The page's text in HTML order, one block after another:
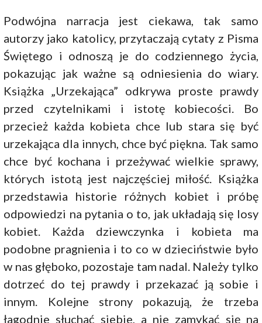
Podwójna narracja jest ciekawa, tak samo
autorzy jako katolicy, przytaczają cytaty z Pisma
Świętego i odnoszą je do codziennego życia,
pokazując jak ważne są odniesienia do wiary.
Książka „Urzekająca” odkrywa proste prawdy
przed czytelnikami i istotę kobiecości. Bo
przecież każda kobieta chce lub stara się być
urzekająca dla innych, chce być piękna. Tak samo
chce być kochana i przeżywać wielkie sprawy,
których istotą jest najczęściej miłość. Książka
przedstawia historie różnych kobiet i próbę
odpowiedzi na pytania o to, jak układają się losy
kobiet. Każda dziewczynka i kobieta ma
podobne pragnienia i to co w dzieciństwie było
w nas głęboko, pozostaje tam nadal. Należy tylko
dotrzeć do tej prawdy i przekazać ją sobie i
innym. Kolejne strony pokazują, że trzeba
łagodnie słuchać siebie, a nie zamykać się na